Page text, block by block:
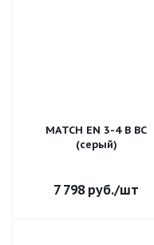
MATCH EN 3-4 B BC
(серый)
7 798руб./шт